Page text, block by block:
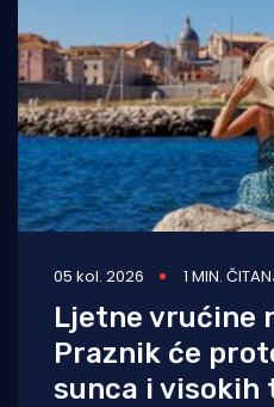
05 kol. 2026 1 MIN.
Ljetne vrućine
Praznik će
sunca i visokih